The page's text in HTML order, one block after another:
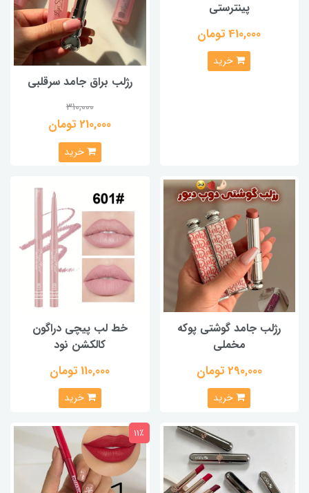
پینترستی
410,000 تومان
خرید
رژلب براق جامد سرقلبی
310,000
210,000 تومان
خرید
رژلب جامد گوشتی پوکه
مخملی
290,000 تومان
خرید
خط لب پیچی دراگون
کالکشن نود
110,000 تومان
خرید
11٪